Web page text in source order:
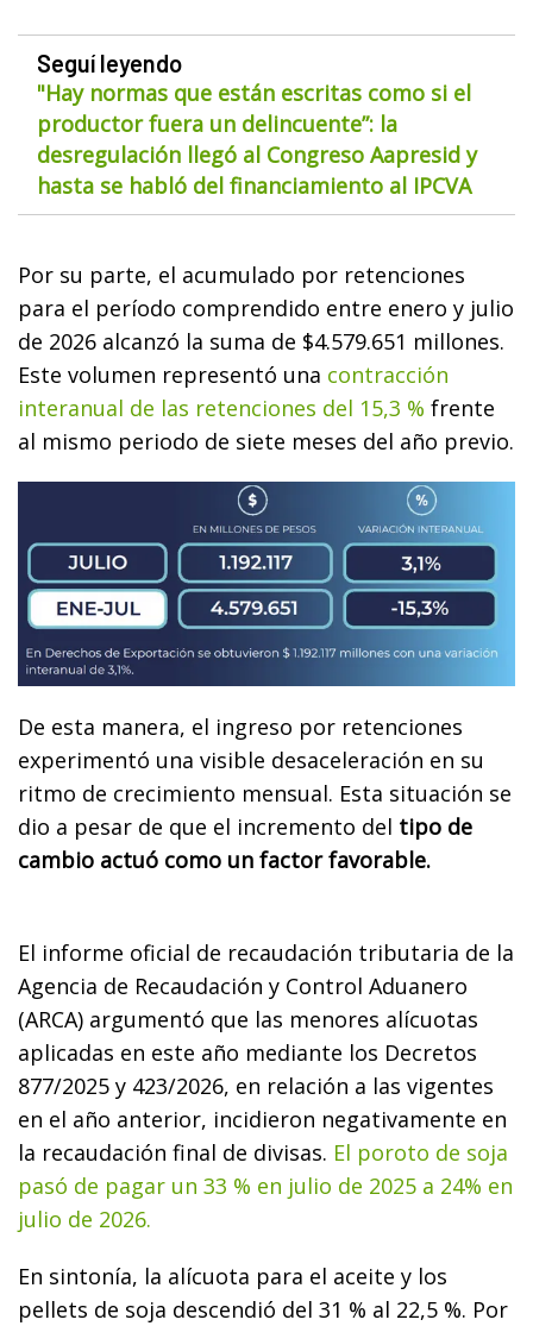
Seguí leyendo
"Hay normas que están escritas como si el
productor fuera un delincuente”: la
desregulación llegó al Congreso Aapresid y
hasta se habló del financiamiento al IPCVA
Por su parte, el acumulado por retenciones
para el período comprendido entre enero y julio
de 2026 alcanzó la suma de $4.579.651 millones.
Este volumen representó una contracción
interanual de las retenciones del 15,3 % frente
al mismo periodo de siete meses del año previo.
De esta manera, el ingreso por retenciones
experimentó una visible desaceleración en su
ritmo de crecimiento mensual. Esta situación se
dio a pesar de que el incremento del tipo de
cambio actuó como un factor favorable.
El informe oficial de recaudación tributaria de la
Agencia de Recaudación y Control Aduanero
(ARCA) argumentó que las menores alícuotas
aplicadas en este año mediante los Decretos
877/2025 y 423/2026, en relación a las vigentes
en el año anterior, incidieron negativamente en
la recaudación final de divisas. El poroto de soja
pasó de pagar un 33 % en julio de 2025 a 24% en
julio de 2026.
En sintonía, la alícuota para el aceite y los
pellets de soja descendió del 31 % al 22,5 %. Por